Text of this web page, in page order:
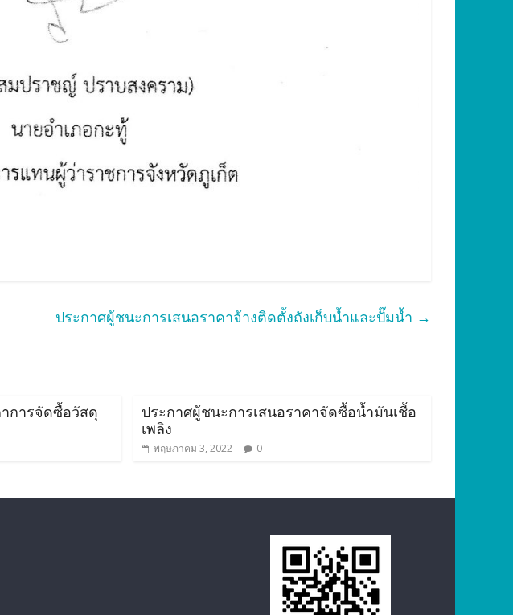
ประกาศผู้ชนะการเสนอราคาจ้างติดตั้งถังเก็บน้ำและปั๊มน้ำ →
การจัดซื้อวัสดุ
ประกาศผู้ชนะการเสนอราคาจัดซื้อน้ำมันเชื้อ
เพลิง
พฤษภาคม 3, 2022 0